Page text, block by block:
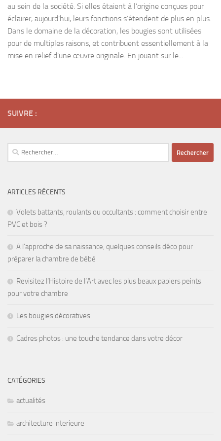
au sein de la société. Si elles étaient à l’origine conçues pour
éclairer, aujourd’hui, leurs fonctions s’étendent de plus en plus.
Dans le domaine de la décoration, les bougies sont utilisées
pour de multiples raisons, et contribuent essentiellement à la
mise en relief d’une œuvre originale. En jouant sur le...
SUIVRE :
Rechercher :
ARTICLES RÉCENTS
Volets battants, roulants ou occultants : comment choisir entre
PVC et bois ?
A l’approche de sa naissance, quelques conseils déco pour
préparer la chambre de bébé
Revisitez l’Histoire de l’Art avec les plus beaux papiers peints
pour votre chambre
Les bougies décoratives
Cadres photos : une touche tendance dans votre décor
CATÉGORIES
actualités
architecture interieure